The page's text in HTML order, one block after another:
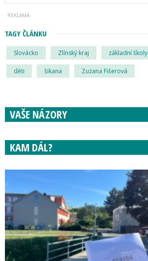
TAGY ČLÁNKU
Slovácko Zlínský kraj základní školy
děti šikana Zuzana Fišerová
VAŠE NÁZORY
KAM DÁL?